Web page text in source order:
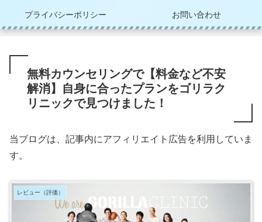
プライバシーポリシー お問い合わせ
無料カウンセリングで【料金など不安
解消】自身に合ったプランをゴリラク
リニックで見つけました！
当ブログは、記事内にアフィリエイト広告を利用していま
す。
レビュー（評価）